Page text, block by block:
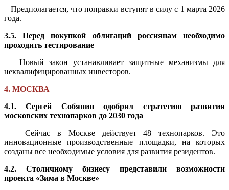
Предполагается, что поправки вступят в силу с 1 марта 2026
года.
3.5. Перед покупкой облигаций россиянам необходимо
проходить тестирование
Новый закон устанавливает защитные механизмы для
неквалифицированных инвесторов.
4. МОСКВА
4.1. Сергей Собянин одобрил стратегию развития
московских технопарков до 2030 года
Сейчас в Москве действует 48 технопарков. Это
инновационные производственные площадки, на которых
созданы все необходимые условия для развития резидентов.
4.2. Столичному бизнесу представили возможности
проекта «Зима в Москве»